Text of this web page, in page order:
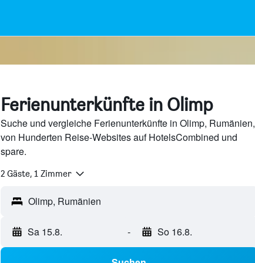
Ferienunterkünfte in Olimp
Suche und vergleiche Ferienunterkünfte in Olimp, Rumänien,
von Hunderten Reise-Websites auf HotelsCombined und
spare.
2 Gäste, 1 Zimmer
Sa 15.8. - So 16.8.